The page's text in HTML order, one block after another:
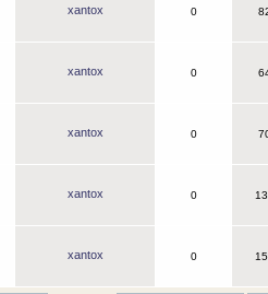
xantox 0
xantox 0
xantox 0
xantox 0
xantox 0